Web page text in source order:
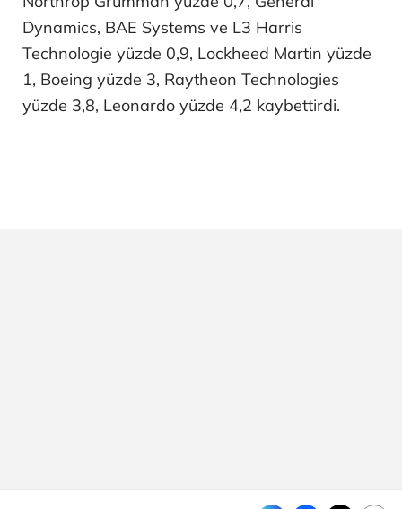
Dynamics, BAE Systems ve L3 Harris
Technologie yüzde 0,9, Lockheed Martin yüzde
1, Boeing yüzde 3, Raytheon Technologies
yüzde 3,8, Leonardo yüzde 4,2 kaybettirdi.